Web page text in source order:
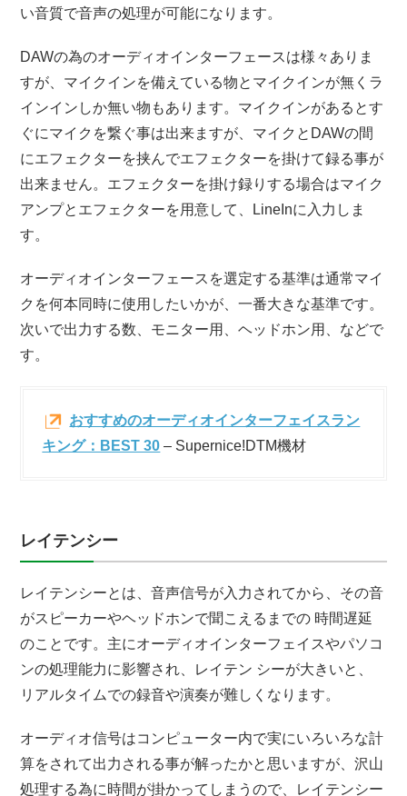
い音質で音声の処理が可能になります。
DAWの為のオーディオインターフェースは様々ありま
すが、マイクインを備えている物とマイクインが無くラ
インインしか無い物もあります。マイクインがあるとす
ぐにマイクを繋ぐ事は出来ますが、マイクとDAWの間
にエフェクターを挟んでエフェクターを掛けて録る事が
出来ません。エフェクターを掛け録りする場合はマイク
アンプとエフェクターを用意して、LineInに入力しま
す。
オーディオインターフェースを選定する基準は通常マイ
クを何本同時に使用したいかが、一番大きな基準です。
次いで出力する数、モニター用、ヘッドホン用、などで
す。
おすすめのオーディオインターフェイスラン
キング：BEST 30 – Supernice!DTM機材
レイテンシー
レイテンシーとは、音声信号が入力されてから、その音
がスピーカーやヘッドホンで聞こえるまでの 時間遅延
のことです。主にオーディオインターフェイスやパソコ
ンの処理能力に影響され、レイテン シーが大きいと、
リアルタイムでの録音や演奏が難しくなります。
オーディオ信号はコンピューター内で実にいろいろな計
算をされて出力される事が解ったかと思いますが、沢山
処理する為に時間が掛かってしまうので、レイテンシー